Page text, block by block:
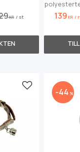
KR / st
markiser.
tyget
139 KR /
Lägg till i44 %